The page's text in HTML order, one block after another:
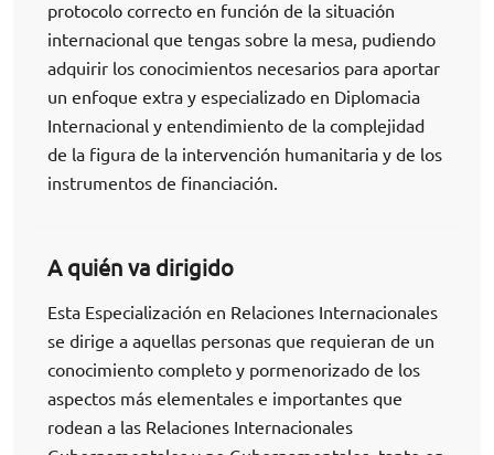
protocolo correcto en función de la situación
internacional que tengas sobre la mesa, pudiendo
adquirir los conocimientos necesarios para aportar
un enfoque extra y especializado en Diplomacia
Internacional y entendimiento de la complejidad
de la figura de la intervención humanitaria y de los
instrumentos de financiación.
A quién va dirigido
Esta Especialización en Relaciones Internacionales
se dirige a aquellas personas que requieran de un
conocimiento completo y pormenorizado de los
aspectos más elementales e importantes que
rodean a las Relaciones Internacionales